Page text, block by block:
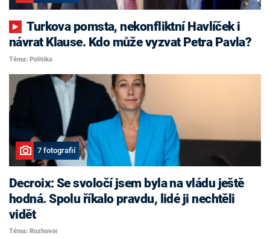
Turkova pomsta, nekonfliktní Havlíček i
návrat Klause. Kdo může vyzvat Petra Pavla?
Téma: Politika
7 fotografií
Decroix: Se svoločí jsem byla na vládu ještě
hodná. Spolu říkalo pravdu, lidé ji nechtěli
vidět
Téma: Rozhovor